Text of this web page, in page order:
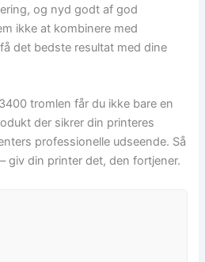
og nyd godt af god
ikke at kombinere med
det bedste resultat med dine
tromlen får du ikke bare en
der sikrer din printeres
professionelle udseende. Så
giv din printer det, den fortjener.